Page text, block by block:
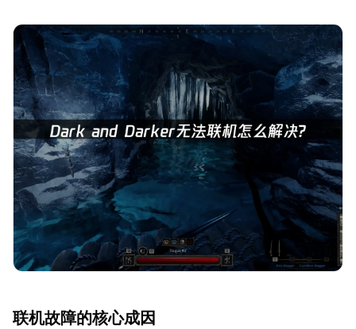
联机故障的核心成因